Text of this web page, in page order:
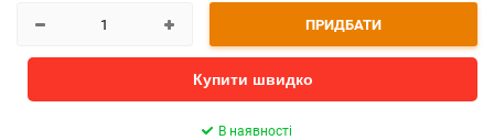
ПРИДБАТИ
Купити швидко
В наявності